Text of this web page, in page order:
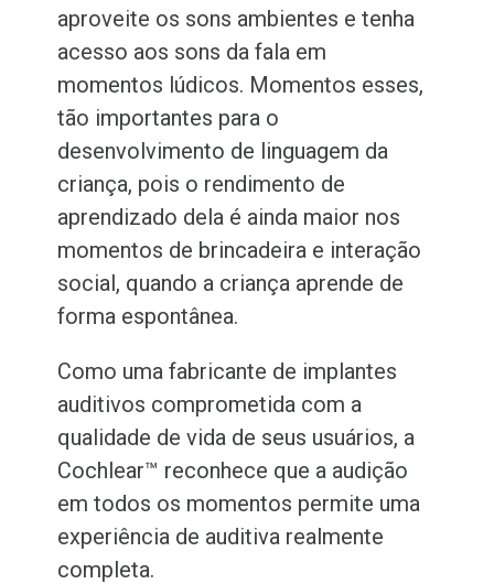
aproveite os sons ambientes e tenha
acesso aos sons da fala em
momentos lúdicos. Momentos esses,
tão importantes para o
desenvolvimento de linguagem da
criança, pois o rendimento de
aprendizado dela é ainda maior nos
momentos de brincadeira e interação
social, quando a criança aprende de
forma espontânea.
Como uma fabricante de implantes
auditivos comprometida com a
qualidade de vida de seus usuários, a
Cochlear™ reconhece que a audição
em todos os momentos permite uma
experiência de auditiva realmente
completa.